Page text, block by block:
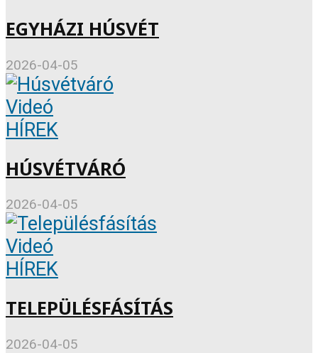
EGYHÁZI HÚSVÉT
2026-04-05
Videó
HÍREK
HÚSVÉTVÁRÓ
2026-04-05
Videó
HÍREK
TELEPÜLÉSFÁSÍTÁS
2026-04-05